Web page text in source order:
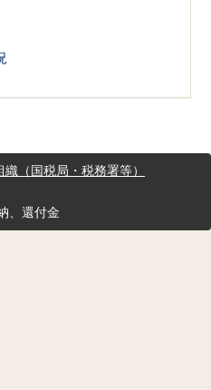
織（国税局・税務署等）
、還付金